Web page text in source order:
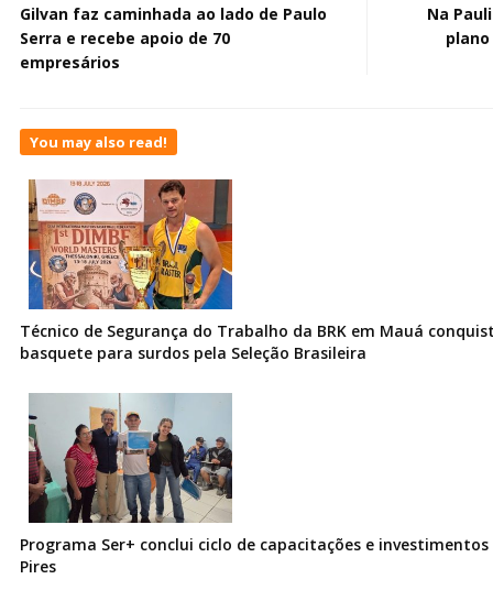
Gilvan faz caminhada ao lado de Paulo
Serra e recebe apoio de 70
empresários
Na
You may also read!
Técnico de Segurança do Trabalho da BRK em Mauá
basquete para surdos pela Seleção Brasileira
Programa Ser+ conclui ciclo de capacitações e
Pires